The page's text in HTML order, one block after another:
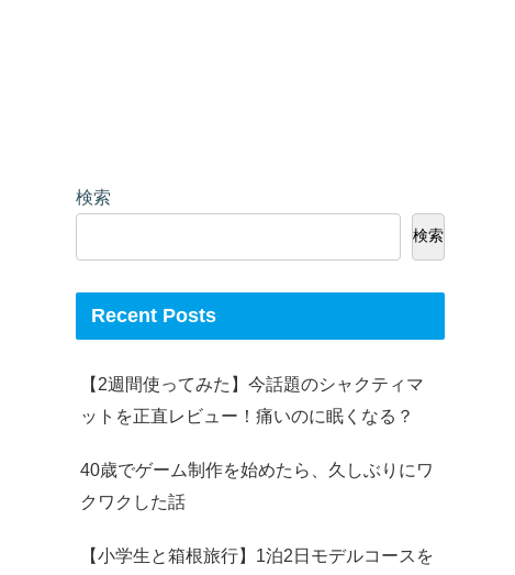
検索
検索
Recent Posts
【2週間使ってみた】今話題のシャクティマ
ットを正直レビュー！痛いのに眠くなる？
40歳でゲーム制作を始めたら、久しぶりにワ
クワクした話
【小学生と箱根旅行】1泊2日モデルコースを